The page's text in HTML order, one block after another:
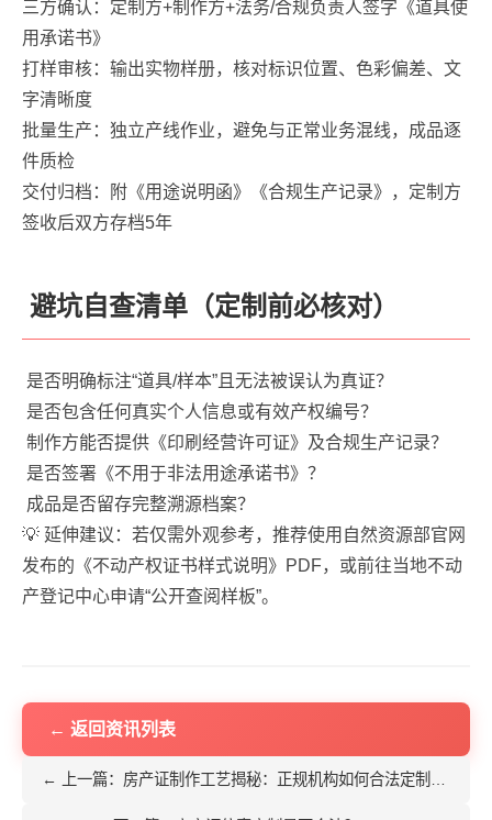
三方确认：定制方+制作方+法务/合规负责人签字《道具使
用承诺书》
打样审核：输出实物样册，核对标识位置、色彩偏差、文
字清晰度
批量生产：独立产线作业，避免与正常业务混线，成品逐
件质检
交付归档：附《用途说明函》《合规生产记录》，定制方
签收后双方存档5年
避坑自查清单（定制前必核对）
是否明确标注“道具/样本”且无法被误认为真证？
是否包含任何真实个人信息或有效产权编号？
制作方能否提供《印刷经营许可证》及合规生产记录？
是否签署《不用于非法用途承诺书》？
成品是否留存完整溯源档案？
💡 延伸建议：若仅需外观参考，推荐使用自然资源部官网
发布的《不动产权证书样式说明》PDF，或前往当地不动
产登记中心申请“公开查阅样板”。
← 返回资讯列表